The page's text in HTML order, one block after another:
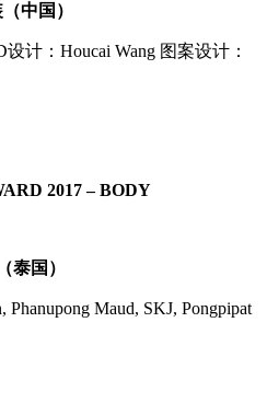
中国）
计：Houcai Wang 图案设计：
2017 – BODY
泰国）
Maud, SKJ, Pongpipat